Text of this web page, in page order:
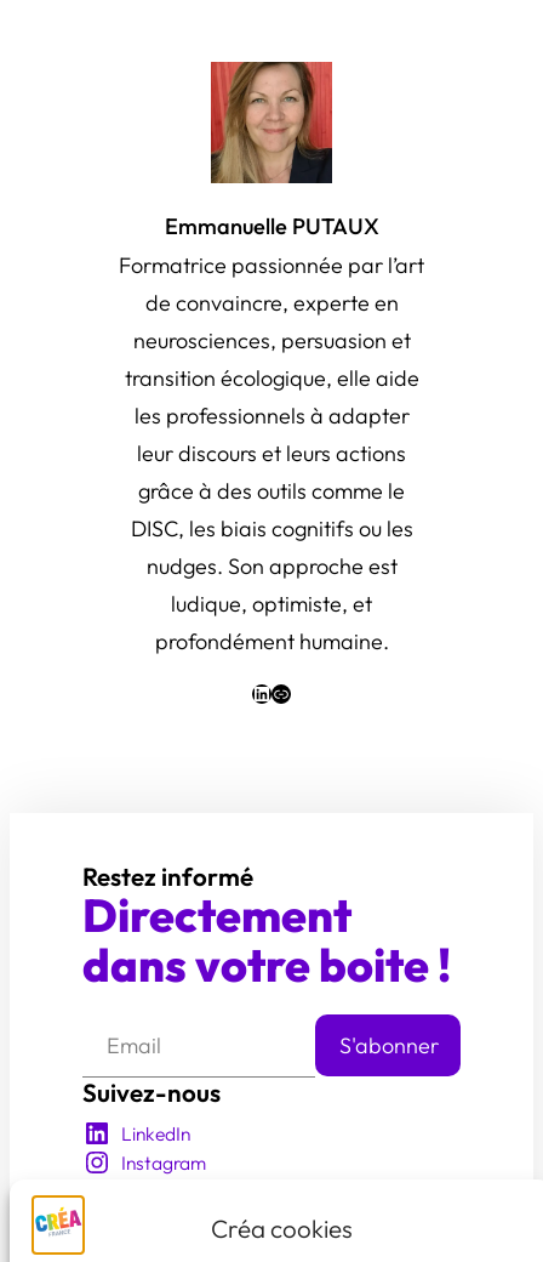
Créa cookies
Emmanuelle PUTAUX
Formatrice passionnée par l’art
de convaincre, experte en
neurosciences, persuasion et
transition écologique, elle aide
les professionnels à adapter
leur discours et leurs actions
grâce à des outils comme le
DISC, les biais cognitifs ou les
nudges. Son approche est
ludique, optimiste, et
profondément humaine.
LinkedIn Link
Restez informé
Directement
dans votre boite !
Suivez-nous
LinkedIn
Instagram